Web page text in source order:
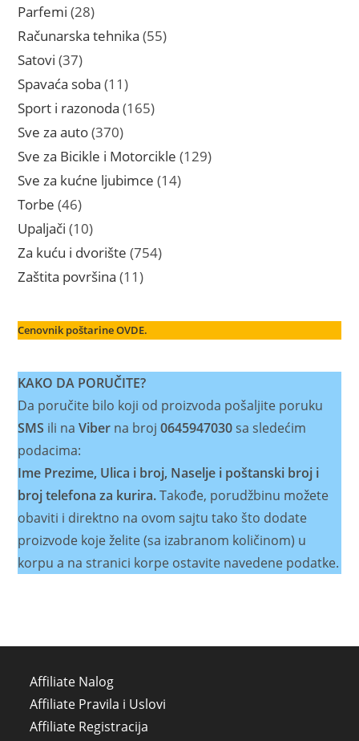
Parfemi 2828
proizvoda
Računarska tehnika 5555
Satovi 3737
proizvoda
Spavaća soba 1111
proizvoda
Sport i razonoda 165165
Sve za auto 370370
proizvoda
Sve za Bicikle i Motorcikle 129129
Sve za kućne ljubimce 1414
Torbe 4646
proizvoda
Upaljači 1010
proizvoda
Za kuću i dvorište 754754
Zaštita površina 1111
Cenovnik poštarine OVDE.
KAKO DA PORUČITE?
Da poručite bilo koji od proizvoda pošaljite poruku
SMS ili naViber na broj0645947030sa sledećim
podacima:
Ime Prezime, Ulica i broj, Naselje i poštanski broj i
broj telefona za kurira.Takođe, porudžbinu možete
obaviti i direktno na ovom sajtu tako što dodate
proizvode koje želite (sa izabranom količinom) u
korpu a na stranici korpe ostavite navedene podatke.
Affiliate Nalog
Affiliate Pravila i Uslovi
Affiliate Registracija